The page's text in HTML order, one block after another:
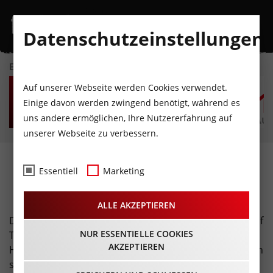
EVENTKALENDER
SO
9
AUGUST
MO
10
AUGUST
DI
11
AUGUST
MI
12
AUGUST
DO
13
AUGUST
Weihnachtsmärkte ·
Adventzeit
Die Weihnachtszeit ist die schönste Zeit im Jahr und auf
Tirols Weihnachtsmärkten steigt die Vorfreude auf
Heiligabend ganz besonders. Genießt die weihnachtlich
schöne Atmosphäre bei einem heißen Glühwein und
Datenschutzeinstellungen
Auf unserer Webseite werden Cookies verwendet.
Einige davon werden zwingend benötigt, während es
uns andere ermöglichen, Ihre Nutzererfahrung auf
unserer Webseite zu verbessern.
Essentiell Marketing
ALLE AKZEPTIEREN
NUR ESSENTIELLE COOKIES
AKZEPTIEREN